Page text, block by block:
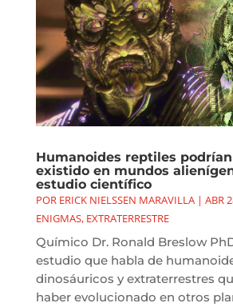
Humanoides reptiles
existido en mundos
estudio científico
POR ERICK NIELSSEN MARAVILLA| ABR
ENIGMAS, EXTRATERRESTRE
Químico Dr. Ronald Breslow
estudio que habla de
dinosáuricos y extraterrestres
haber evolucionado en otros